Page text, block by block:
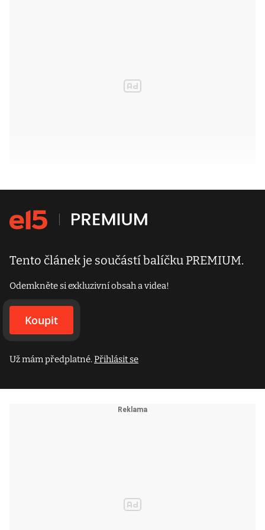
Tento článek je součástí balíčku PREMIUM.
Odemkněte si exkluzivní obsah a videa!
Koupit
Už mám předplatné.Přihlásit se